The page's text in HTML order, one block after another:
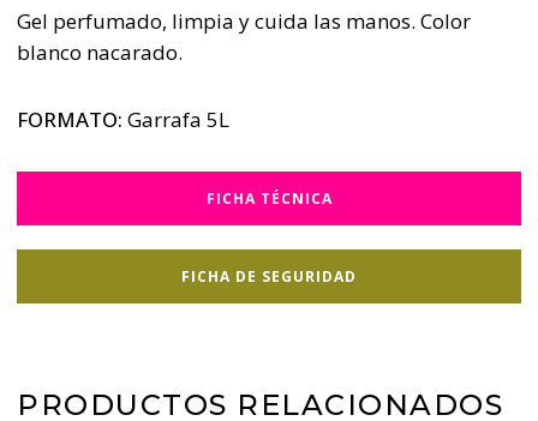
Gel perfumado, limpia y cuida las manos. Color
blanco nacarado.
FORMATO: Garrafa 5L
FICHA TÉCNICA
FICHA DE SEGURIDAD
PRODUCTOS RELACIONADOS